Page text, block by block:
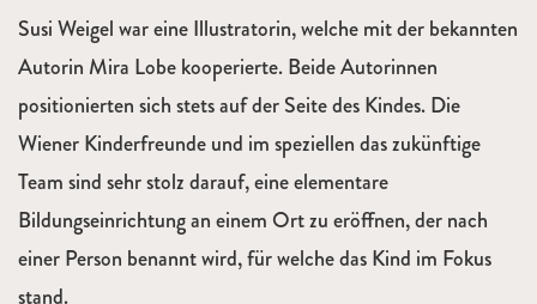
Beschreibung
Susi Weigel war eine Illustratorin, welche mit der bekannten
Autorin Mira Lobe kooperierte. Beide Autorinnen
positionierten sich stets auf der Seite des Kindes. Die
Wiener Kinderfreunde und im speziellen das zukünftige
Team sind sehr stolz darauf, eine elementare
Bildungseinrichtung an einem Ort zu eröffnen, der nach
einer Person benannt wird, für welche das Kind im Fokus
stand.